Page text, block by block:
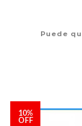
Puede
10%
OFF